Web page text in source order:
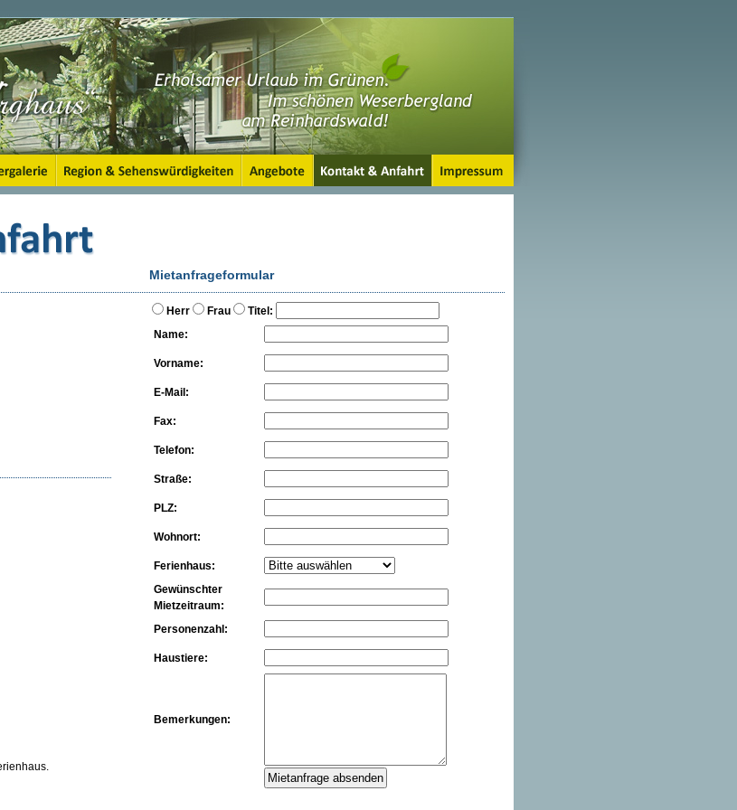
Mietanfrageformular
Herr Frau
Titel:
Name:
Vorname:
E-Mail:
Fax:
Telefon:
Straße:
PLZ:
Wohnort:
Ferienhaus:
Gewünschter
Mietzeitraum:
Personenzahl:
Haustiere:
Bemerkungen: